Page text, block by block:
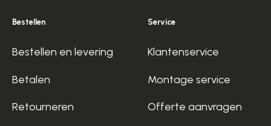
Bestellen
Bestellen en levering
Betalen
Retourneren
Service
Klantenservice
Montage service
Offerte aanvragen